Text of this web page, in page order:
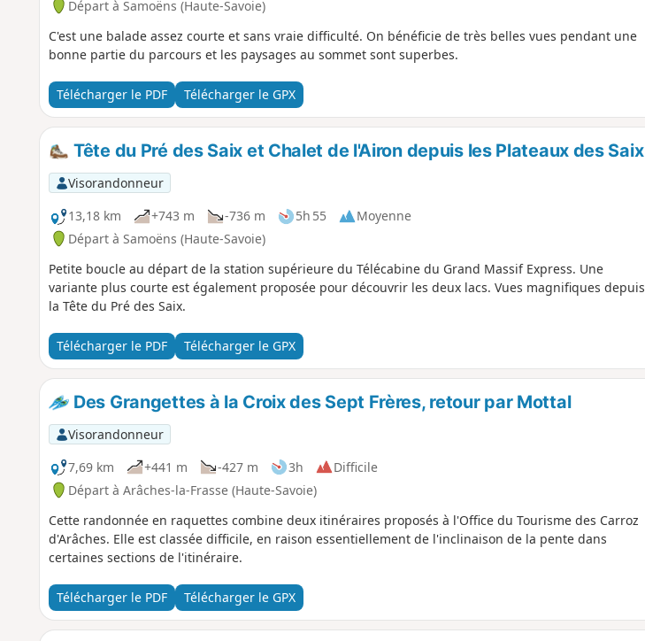
Départ à Samoëns (Haute-Savoie)
C'est une balade assez courte et sans vraie difficulté. On bénéficie de très belles vues pendant une
bonne partie du parcours et les paysages au sommet sont superbes.
Télécharger le PDF Télécharger le GPX
Tête du Pré des Saix et Chalet de l'Airon depuis les Plateaux des Saix
Visorandonneur
13,18 km
+743 m -736 m 5h 55
Moyenne
Départ à Samoëns (Haute-Savoie)
Petite boucle au départ de la station supérieure du Télécabine du Grand Massif Express. Une
variante plus courte est également proposée pour découvrir les deux lacs. Vues magnifiques depuis
la Tête du Pré des Saix.
Télécharger le PDF Télécharger le GPX
Des Grangettes à la Croix des Sept Frères, retour par Mottal
Visorandonneur
7,69 km
+441 m -427 m 3h
Difficile
Départ à Arâches-la-Frasse (Haute-Savoie)
Cette randonnée en raquettes combine deux itinéraires proposés à l'Office du Tourisme des Carroz
d'Arâches. Elle est classée difficile, en raison essentiellement de l'inclinaison de la pente dans
certaines sections de l'itinéraire.
Télécharger le PDF Télécharger le GPX